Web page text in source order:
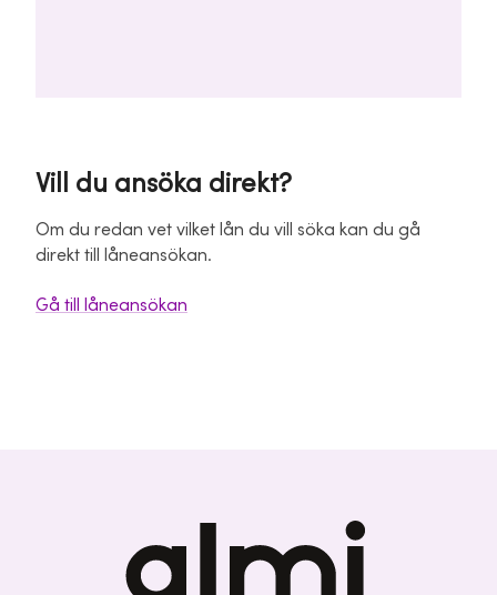
Vill du ansöka direkt?
Om du redan vet vilket lån du vill söka kan du gå
direkt till låneansökan.
Gå till låneansökan